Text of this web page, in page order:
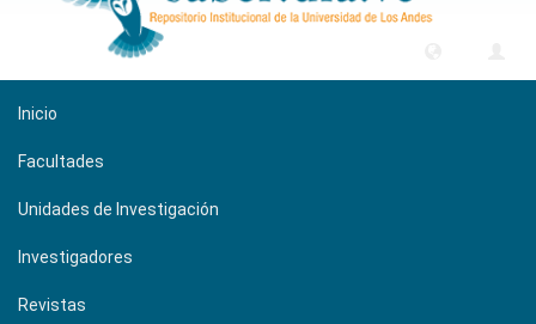
Inicio
Facultades
Unidades de Investigación
Investigadores
Revistas